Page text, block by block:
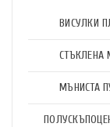
ВИСУЛКИ
СТЪКЛЕНА
МЪНИСТА